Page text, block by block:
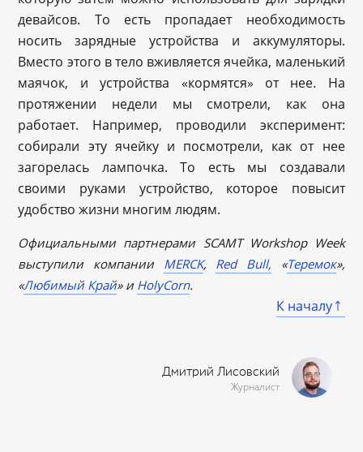
девайсов. То есть пропадает необходимость
носить зарядные устройства и аккумуляторы.
Вместо этого в тело вживляется ячейка, маленький
маячок, и устройства «кормятся» от нее. На
протяжении недели мы смотрели, как она
работает. Например, проводили эксперимент:
собирали эту ячейку и посмотрели, как от нее
загорелась лампочка. То есть мы создавали
своими руками устройство, которое повысит
удобство жизни многим людям.
Официальными партнерами SCAMT Workshop Week
выступили компании MERCK, Red Bull, «Теремок»,
«Любимый Край» и HolyCorn.
К началу
Дмитрий Лисовский
Журналист